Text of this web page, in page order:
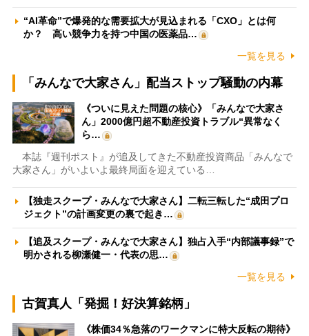
“AI革命”で爆発的な需要拡大が見込まれる「CXO」とは何
か？ 高い競争力を持つ中国の医薬品…
一覧を見る
「みんなで大家さん」配当ストップ騒動の内幕
《ついに見えた問題の核心》「みんなで大家さ
ん」2000億円超不動産投資トラブル“異常なく
ら…
本誌『週刊ポスト』が追及してきた不動産投資商品「みんなで
大家さん」がいよいよ最終局面を迎えている…
【独走スクープ・みんなで大家さん】二転三転した“成田プロ
ジェクト”の計画変更の裏で起き…
【追及スクープ・みんなで大家さん】独占入手“内部議事録”で
明かされる柳瀬健一・代表の思…
一覧を見る
古賀真人「発掘！好決算銘柄」
《株価34％急落のワークマンに特大反転の期待》